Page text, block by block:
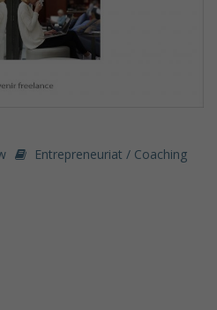
Entrepreneuriat / Coaching